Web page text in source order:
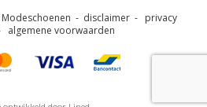
- disclaimer- privacy
algemene voorwaarden